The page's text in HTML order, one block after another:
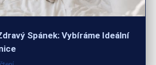
Spánek: Vybíráme Ideální